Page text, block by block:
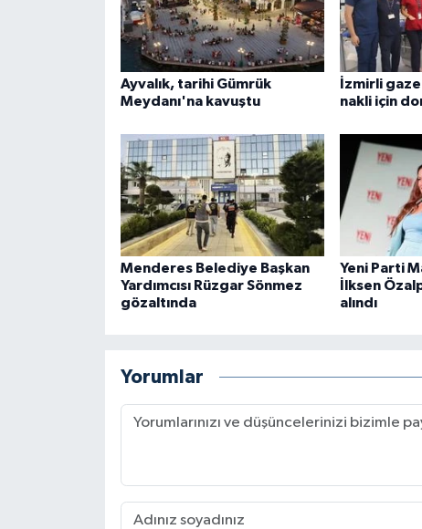
Ayvalık, tarihi Gümrük
Meydanı'na kavuştu
İzmirli
nakli için
Menderes Belediye Başkan
Yardımcısı Rüzgar Sönmez
gözaltında
Yeni Parti
İlksen
alındı
Yorumlar